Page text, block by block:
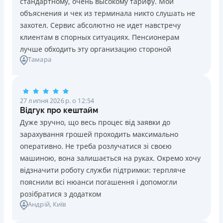
Ліцензія НБУ №10
Вся інформація про кредит
Знижена процентна ставка 0,01% в день для нових
клієнтів на період від 3 до 30 днів (після цього діє
стандартна ставка 1%)
Запитуються лише дані паспорта, ІПН, номер
банківської картки й телефону
Оформляються кредити онлайн 24/7. Розглядаються
кредитною історією
Переказуються гроші на банківську картку відразу
після підписання електронного договору про надання
кредиту
Даруються знижки до -99% постійним клієнтам на
майбутні кредити згідно з програмою лояльності
Програма лояльності для постійних клієнтів
Цілодобова підтримка в Viber, Telegram, Facebook
Недоліки
Нема кредиту для юросіб (ФОП)
объяснения и чек из терминала никто слушать не
захотел. Сервис абсолютно не идет навстречу
клиентам в спорных ситуациях. Пенсионерам
лучше обходить эту организацию стороной
Тамара
27 липня 2026 р. о 12:54
Відгук про кештайм
Дуже зручно, що весь процес від заявки до
зарахування грошей проходить максимально
оперативно. Не треба розлучатися зі своєю
машиною, вона залишається на руках. Окремо хочу
відзначити роботу служби підтримки: терпляче
пояснили всі нюанси погашення і допомогли
розібратися з додатком
Андрій, Київ